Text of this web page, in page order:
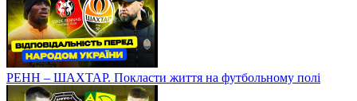
РЕНН – ШАХТАР. Покласти життя на футбольному полі